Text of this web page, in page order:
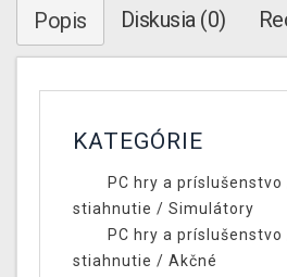
Popis Diskusia (0)
KATEGÓRIE
PC hry a príslušenstvo
stiahnutie / Simulátory
PC hry a príslušenstvo
stiahnutie / Akčné